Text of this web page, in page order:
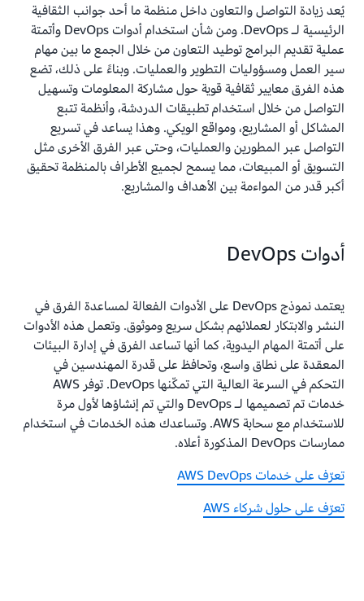
يُعد زيادة التواصل والتعاون داخل منظمة ما أحد جوانب الثقافية
الرئيسية لـ DevOps. ومن شأن استخدام أدوات DevOps وأتمتة
عملية تقديم البرامج توطيد التعاون من خلال الجمع ما بين مهام
سير العمل ومسؤوليات التطوير والعمليات. وبناءً على ذلك، تضع
هذه الفرق معايير ثقافية قوية حول مشاركة المعلومات وتسهيل
التواصل من خلال استخدام تطبيقات الدردشة، وأنظمة تتبع
المشاكل أو المشاريع، ومواقع الويكي. وهذا يساعد في تسريع
التواصل عبر المطورين والعمليات، وحتى عبر الفرق الأخرى مثل
التسويق أو المبيعات، مما يسمح لجميع الأطراف بالمنظمة تحقيق
أكبر قدر من المواءمة بين الأهداف والمشاريع.
أدوات DevOps
يعتمد نموذج DevOps على الأدوات الفعالة لمساعدة الفرق في
النشر والابتكار لعملائهم بشكل سريع وموثوق. وتعمل هذه الأدوات
على أتمتة المهام اليدوية، كما أنها تساعد الفرق في إدارة البيئات
المعقدة على نطاق واسع، وتحافظ على قدرة المهندسين في
التحكم في السرعة العالية التي تمكّنها DevOps. توفر AWS
خدمات تم تصميمها لـ DevOps والتي تم إنشاؤها لأول مرة
للاستخدام مع سحابة AWS. وتساعدك هذه الخدمات في استخدام
ممارسات DevOps المذكورة أعلاه.
تعرّف على خدمات AWS DevOps
تعرّف على حلول شركاء AWS